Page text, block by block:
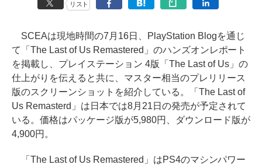
リスト
SCEAは現地時間の7月16日、PlayStation Blogを通じ
て「The Last of Us Remastered」のハンズオンレポート
を掲載し、プレイステーション 4版「The Last of Us」の
仕上がりを伝えると共に、マスター相当のプレリリース
版のスクリーンショットを紹介している。「The Last of
Us Remasterd」は日本では8月21日の発売が予定されて
いる。価格はパッケージ版が5,980円、ダウンロード版が
4,900円。
「The Last of Us Remastered」はPS4のマシンパワー